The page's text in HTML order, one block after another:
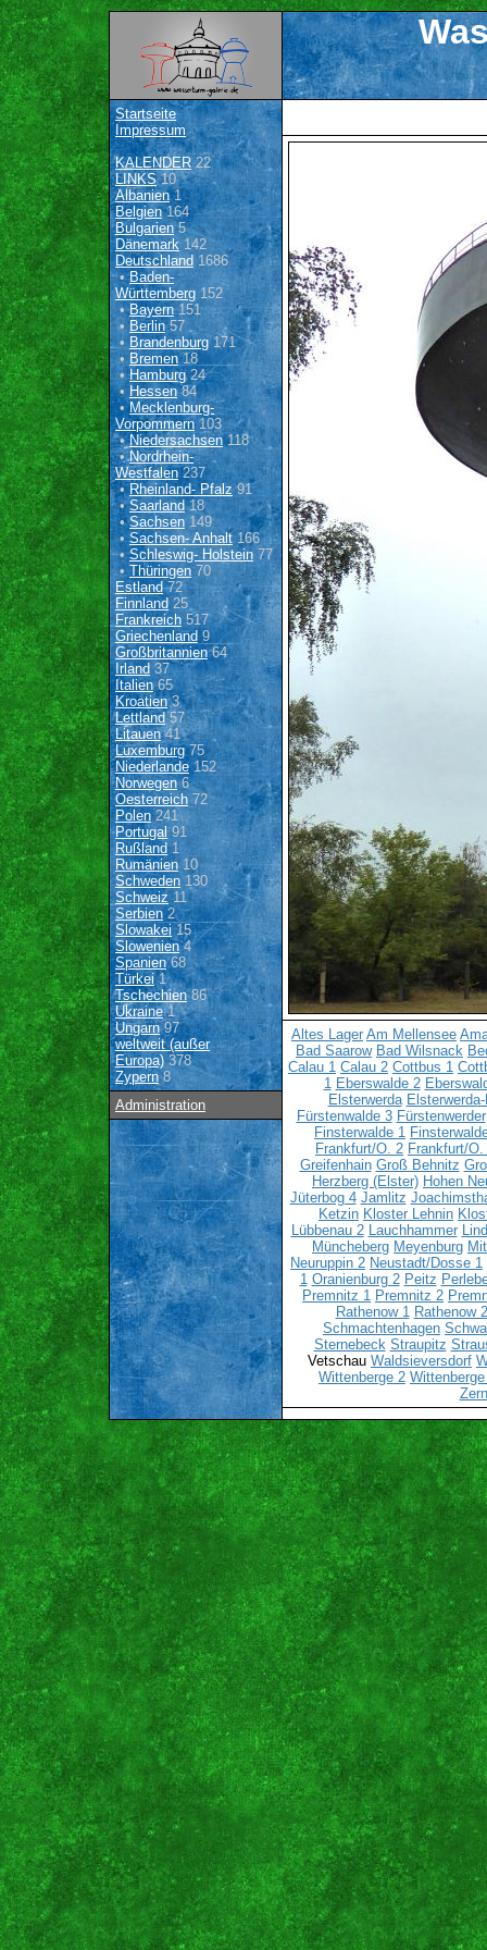
Startseite
Impressum
KALENDER22
LINKS10
Albanien1
Belgien164
Bulgarien 5
Dänemark142
Deutschland 1686
•Baden-
Württemberg 152
•Bayern151
•Berlin57
• Brandenburg171
• Bremen18
•Hamburg24
• Hessen84
•Mecklenburg-
Vorpommern103
•Niedersachsen 118
•Nordrhein-
Westfalen237
•Rheinland- Pfalz 91
•Saarland18
•Sachsen 149
•Sachsen- Anhalt166
•Schleswig- Holstein 77
• Thüringen 70
Estland72
Finnland25
Frankreich 517
Griechenland 9
Großbritannien64
Irland 37
Italien65
Kroatien3
Lettland57
Litauen41
Luxemburg75
Niederlande152
Norwegen6
Oesterreich 72
Polen241
Portugal 91
Rußland1
Rumänien10
Schweden 130
Schweiz 11
Serbien 2
Slowakei 15
Slowenien4
Spanien68
Türkei1
Tschechien86
Ukraine1
Ungarn97
weltweit (außer
Europa)378
Zypern8
Administration
Altes Lager Am Mellensee
Bad Saarow Bad Wilsnack
Calau 1 Calau 2 Cottbus 1
1 Eberswalde 2
Elsterwerda
Fürstenwalde 3 Fürstenwerder
Finsterwalde 1
Frankfurt/O. 2 Frankfurt/O.
Greifenhain Groß Behnitz
Herzberg (Elster) Hohen
Jüterbog 4 Jamlitz
Ketzin Kloster Lehnin
Lübbenau 2 Lauchhammer
Müncheberg Meyenburg
Neuruppin 2 Neustadt/Dosse 1
1 Oranienburg 2 Peitz
Premnitz 1 Premnitz 2
Rathenow 1 Rathenow 2
Schmachtenhagen
Sternebeck Straupitz
Vetschau Waldsieversdorf
Wittenberge 2